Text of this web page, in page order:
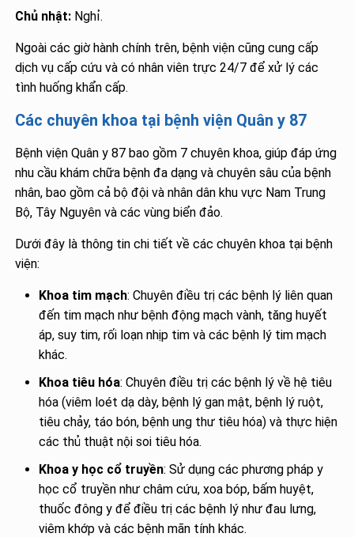
Chủ nhật: Nghỉ.
Ngoài các giờ hành chính trên, bệnh viện cũng cung cấp
dịch vụ cấp cứu và có nhân viên trực 24/7 để xử lý các
tình huống khẩn cấp.
Các chuyên khoa tại bệnh viện Quân y 87
Bệnh viện Quân y 87 bao gồm 7 chuyên khoa, giúp đáp ứng
nhu cầu khám chữa bệnh đa dạng và chuyên sâu của bệnh
nhân, bao gồm cả bộ đội và nhân dân khu vực Nam Trung
Bộ, Tây Nguyên và các vùng biển đảo.
Dưới đây là thông tin chi tiết về các chuyên khoa tại bệnh
viện:
Khoa tim mạch: Chuyên điều trị các bệnh lý liên quan
đến tim mạch như bệnh động mạch vành, tăng huyết
áp, suy tim, rối loạn nhịp tim và các bệnh lý tim mạch
khác.
Khoa tiêu hóa: Chuyên điều trị các bệnh lý về hệ tiêu
hóa (viêm loét dạ dày, bệnh lý gan mật, bệnh lý ruột,
tiêu chảy, táo bón, bệnh ung thư tiêu hóa) và thực hiện
các thủ thuật nội soi tiêu hóa.
Khoa y học cổ truyền: Sử dụng các phương pháp y
học cổ truyền như châm cứu, xoa bóp, bấm huyệt,
thuốc đông y để điều trị các bệnh lý như đau lưng,
viêm khớp và các bệnh mãn tính khác.